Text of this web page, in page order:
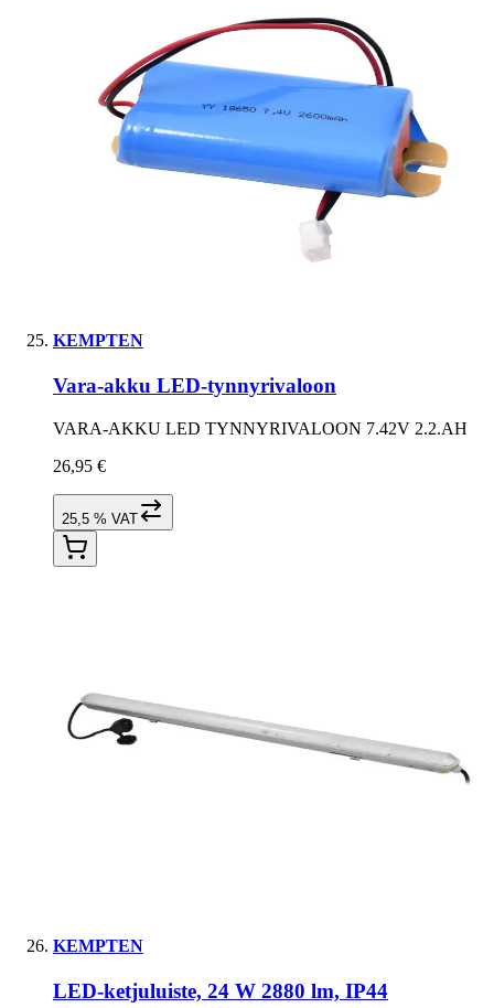
KEMPTEN
Vara-akku LED-tynnyrivaloon
VARA-AKKU LED TYNNYRIVALOON 7.42V 2.2.AH
26,95 €
25,5 % VAT
KEMPTEN
LED-ketjuluiste, 24 W 2880 lm, IP44